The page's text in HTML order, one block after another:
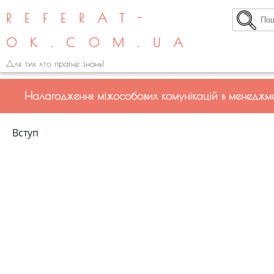
REFERAT-
OK.COM.UA
Для тих хто прагне знань!
Налагодження міжособових комунікацій в
Вступ